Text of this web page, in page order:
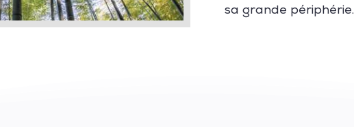
sa grande périphérie.